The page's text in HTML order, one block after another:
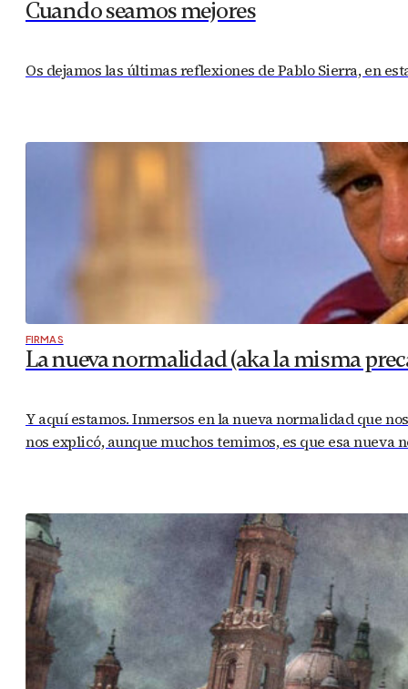
Cuando seamos mejores
Os dejamos las últimas reflexiones de Pablo Sierra, en
FIRMAS
La nueva normalidad (aka la misma
Y aquí estamos. Inmersos en la nueva normalidad que
nos explicó, aunque muchos temimos, es que esa